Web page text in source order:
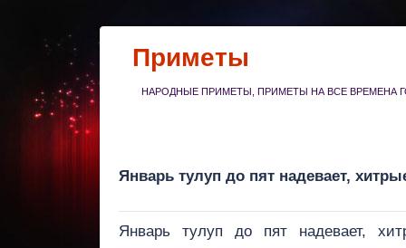
Приметы
НАРОДНЫЕ ПРИМЕТЫ, ПРИМЕТЫ НА ВСЕ ВРЕМЕНА
Январь тулуп до пят надевает,
Январь тулуп до пят надевает,